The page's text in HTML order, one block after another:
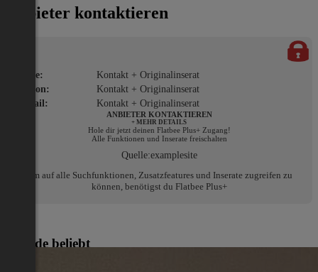
Anbieter kontaktieren
Name:
Kontakt + Originalinserat
Telefon:
Kontakt + Originalinserat
E-Mail:
Kontakt + Originalinserat
ANBIETER KONTAKTIEREN
+ MEHR DETAILS
Hole dir jetzt deinen Flatbee Plus+ Zugang!
Alle Funktionen und Inserate freischalten
Quelle:examplesite
Um auf alle Suchfunktionen, Zusatzfeatures und Inserate zugreifen zu
können, benötigst du Flatbee Plus+
Gerade beliebt